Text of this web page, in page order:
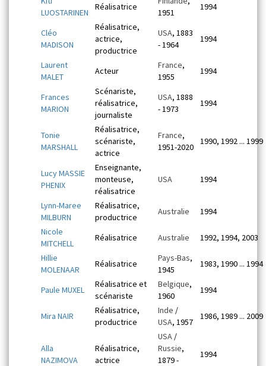
LUOSTARINEN
Réalisatrice
1951
1994
Cléo
MADISON
Réalisatrice,
actrice,
productrice
USA, 1883
- 1964
1994
Laurent
MALET
Acteur
France,
1955
1994
Frances
MARION
Scénariste,
réalisatrice,
journaliste
USA, 1888
- 1973
1994
Tonie
MARSHALL
Réalisatrice,
scénariste,
actrice
France,
1951-2020
1990, 1992 ... 1999
Lucy MASSIE
PHENIX
Enseignante,
monteuse,
réalisatrice
USA 1994
Lynn-Maree
MILBURN
Réalisatrice,
productrice
Australie
1994
Nicole
MITCHELL
Réalisatrice Australie
1992, 1994, 2003
Hillie
MOLENAAR
Réalisatrice
Pays-Bas,
1945
1983, 1990 ... 1994
Paule MUXEL
Réalisatrice et
scénariste
Belgique,
1960
1994
Mira NAIR
Réalisatrice,
productrice
Inde /
USA, 1957
1986, 1989 ... 2009
Alla
NAZIMOVA
Réalisatrice,
actrice
USA /
Russie,
1879 -
1994